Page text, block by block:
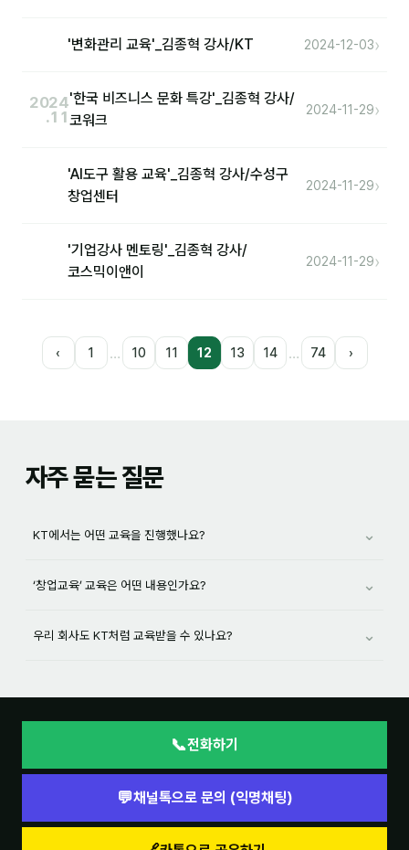
'변화관리 교육'_김종혁 강사/KT 2024-12-03›
2024
.11
'한국 비즈니스 문화 특강'_김종혁 강사/
코워크
2024-11-29›
'AI도구 활용 교육'_김종혁 강사/수성구
창업센터
2024-11-29›
'기업강사 멘토링'_김종혁 강사/
코스믹이앤이
2024-11-29›
‹ 1 … 10 11 12 13 14 … 74 ›
자주 묻는 질문
KT에서는 어떤 교육을 진행했나요? ⌄
‘창업교육’ 교육은 어떤 내용인가요? ⌄
우리 회사도 KT처럼 교육받을 수 있나요? ⌄
📞전화하기
💬채널톡으로 문의 (익명채팅)